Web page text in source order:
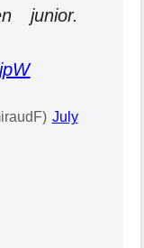
junior.
July